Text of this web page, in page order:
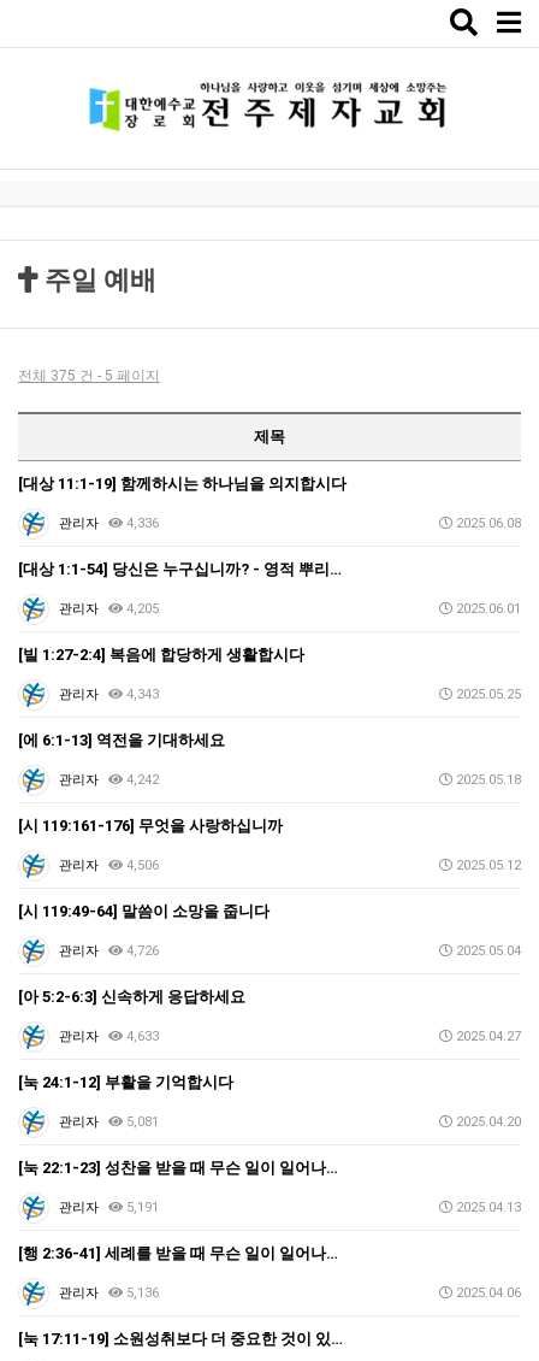
Toggle
주일 예배
전체 375 건 - 5 페이지
제목
[대상 11:1-19] 함께하시는 하나님을 의지합시다
관리자 4,336 2025.06.08
[대상 1:1-54] 당신은 누구십니까? - 영적 뿌리…
관리자 4,205 2025.06.01
[빌 1:27-2:4] 복음에 합당하게 생활합시다
관리자 4,343 2025.05.25
[에 6:1-13] 역전을 기대하세요
관리자 4,242 2025.05.18
[시 119:161-176] 무엇을 사랑하십니까
관리자 4,506 2025.05.12
[시 119:49-64] 말씀이 소망을 줍니다
관리자 4,726 2025.05.04
[아 5:2-6:3] 신속하게 응답하세요
관리자 4,633 2025.04.27
[눅 24:1-12] 부활을 기억합시다
관리자 5,081 2025.04.20
[눅 22:1-23] 성찬을 받을 때 무슨 일이 일어나…
관리자 5,191 2025.04.13
[행 2:36-41] 세례를 받을 때 무슨 일이 일어나…
관리자 5,136 2025.04.06
[눅 17:11-19] 소원성취보다 더 중요한 것이 있…